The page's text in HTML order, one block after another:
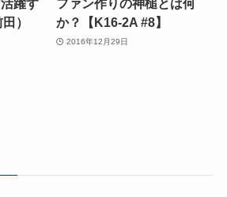
躍す
）
ファン作りの神槌とは何
か？【K16-2A #8】
2016年12月29日